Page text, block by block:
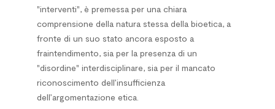
"interventi", è premessa per una chiara
comprensione della natura stessa della bioetica, a
fronte di un suo stato ancora esposto a
fraintendimento, sia per la presenza di un
"disordine" interdisciplinare, sia per il mancato
riconoscimento dell’insufficienza
dell’argomentazione etica.